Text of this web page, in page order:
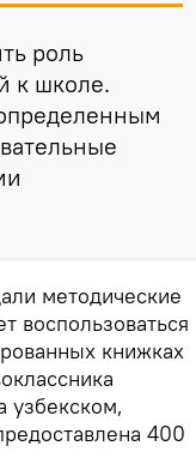
роль
к школе.
методические
воспользоваться
книжках
узбекском,
400